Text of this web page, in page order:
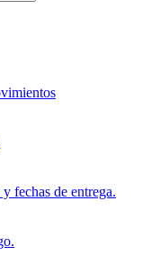
fechas de entrega.